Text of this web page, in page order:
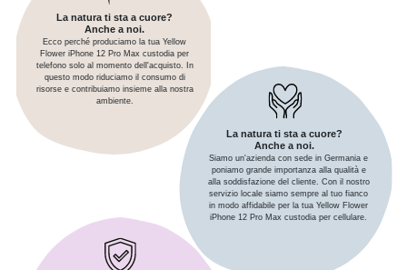
La natura ti sta a cuore?
Anche a noi.
Ecco perché produciamo la tua Yellow
Flower iPhone 12 Pro Max custodia per
telefono solo al momento dell'acquisto. In
questo modo riduciamo il consumo di
risorse e contribuiamo insieme alla nostra
ambiente.
La natura ti sta a cuore?
Anche a noi.
Siamo un'azienda con sede in Germania e
poniamo grande importanza alla qualità e
alla soddisfazione del cliente. Con il nostro
servizio locale siamo sempre al tuo fianco
in modo affidabile per la tua Yellow Flower
iPhone 12 Pro Max custodia per cellulare.